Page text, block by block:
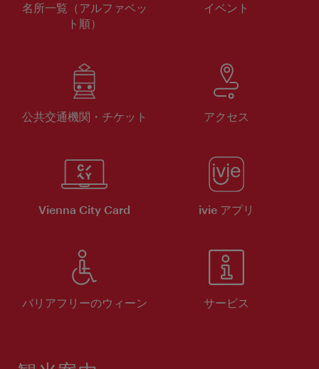
名所一覧（アルファベッ
ト順）
イベント
公共交通機関・チケット アクセス
Vienna City Card ivie アプリ
バリアフリーのウィーン サービス